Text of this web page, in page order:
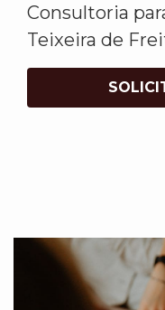
Consultoria
Teixeira de